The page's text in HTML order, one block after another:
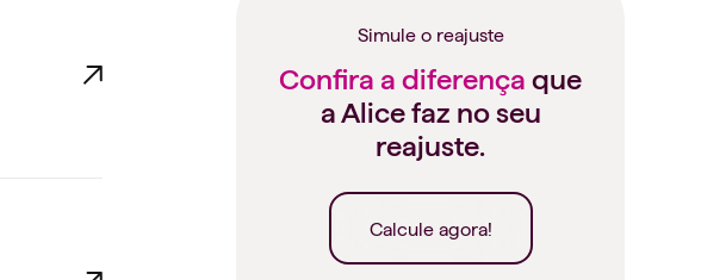
Simule o reajuste
Confira a diferença que
a Alice faz no seu
reajuste.
Calcule agora!